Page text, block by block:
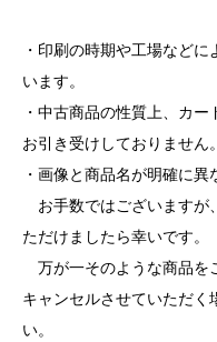
・印刷の時期や工場など
います。
・中古商品の性質上、カ
お引き受けしておりません
・画像と商品名が明確に異
お手数ではございますが
ただけましたら幸いです。
万が一そのような商品を
キャンセルさせていただく
い。